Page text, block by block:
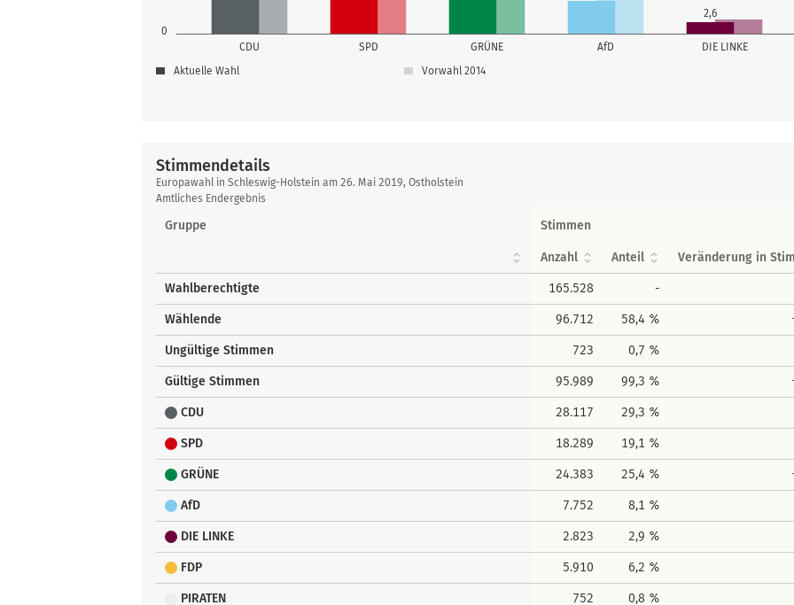
0
CDU SPD GRÜNE AfD DIE LINKE
2,6
Aktuelle Wahl Vorwahl 2014
Stimmendetails
Stimmendetails
Europawahl in Schleswig-Holstein am 26. Mai 2019, Ostholstein
Amtliches Endergebnis
Gruppe Stimmen
Anzahl Anteil Veränderung in
Wahlberechtigte 165.528 -
Wählende 96.712 58,4 %
Ungültige Stimmen 723 0,7 %
Gültige Stimmen 95.989 99,3 %
CDU 28.117 29,3 %
SPD 18.289 19,1 %
GRÜNE 24.383 25,4 %
AfD 7.752 8,1 %
DIE LINKE 2.823 2,9 %
FDP 5.910 6,2 %
PIRATEN 752 0,8 %